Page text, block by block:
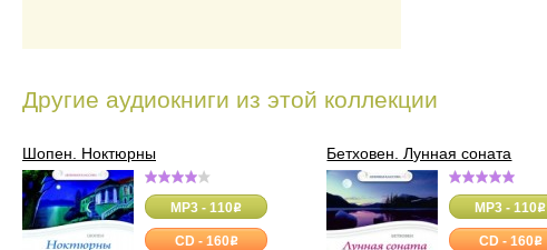
Другие аудиокниги из этой коллекции
Шопен. Ноктюрны
MP3 - 110o
CD - 160o
Бетховен. Лунная соната
MP3 - 110o
CD - 160o